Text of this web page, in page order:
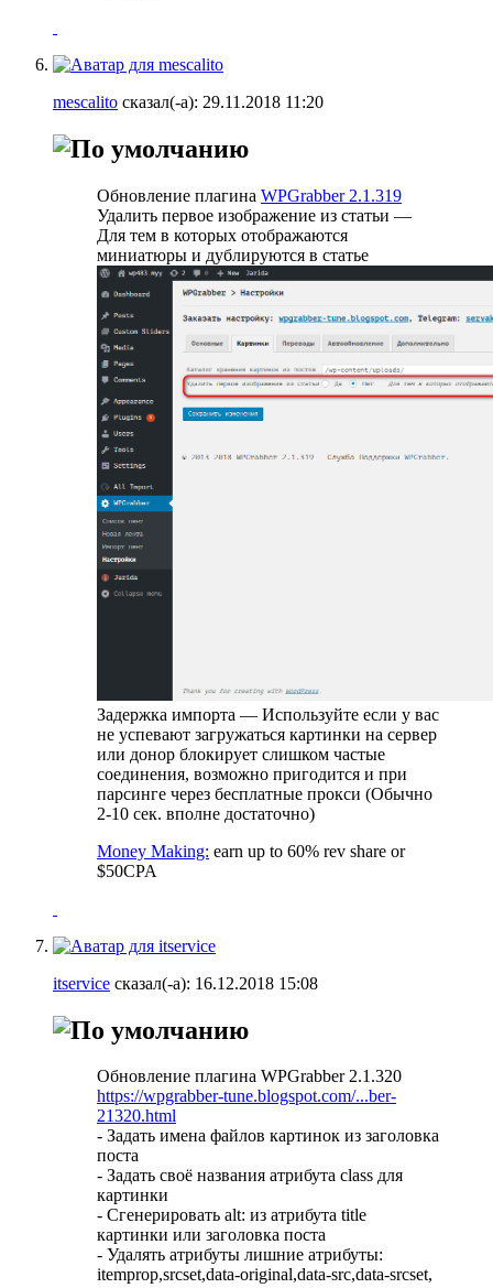
mescalito сказал(-а): 29.11.2018 11:20
Обновление плагина WPGrabber 2.1.319
Удалить первое изображение из статьи —
Для тем в которых отображаются
миниатюры и дублируются в статье
Задержка импорта — Используйте если у вас
не успевают загружаться картинки на сервер
или донор блокирует слишком частые
соединения, возможно пригодится и при
парсинге через бесплатные прокси (Обычно
2-10 сек. вполне достаточно)
Money Making: earn up to 60% rev share or
$50CPA
itservice сказал(-а): 16.12.2018 15:08
Обновление плагина WPGrabber 2.1.320
https://wpgrabber-tune.blogspot.com/...ber-
21320.html
- Задать имена файлов картинок из заголовка
поста
- Задать своё названия атрибута class для
картинки
- Сгенерировать alt: из атрибута title
картинки или заголовка поста
- Удалять атрибуты лишние атрибуты:
itemprop,srcset,data-original,data-src,data-srcset,